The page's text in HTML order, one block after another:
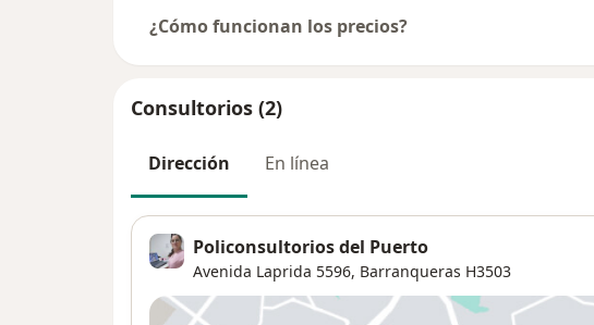
¿Cómo funcionan los precios?
Consultorios (2)
Dirección En línea
Policonsultorios del Puerto
Avenida Laprida 5596, Barranqueras H3503